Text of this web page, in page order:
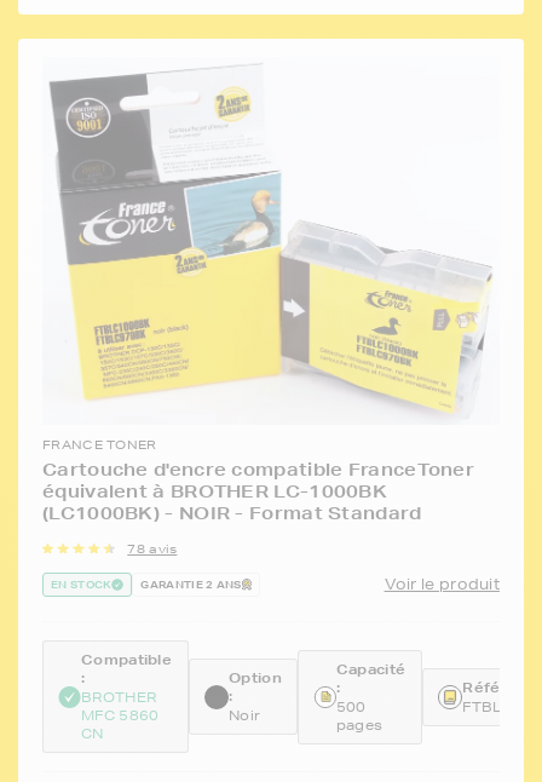
FRANCE TONER
Cartouche d'encre compatible FranceToner
équivalent à BROTHER LC-1000BK
(LC1000BK) - NOIR - Format Standard
78 avis
EN STOCK GARANTIE 2 ANS Voir le produit
Compatible
:
BROTHER
MFC 5860
CN
Option
:
Noir
Capacité
:
500
pages